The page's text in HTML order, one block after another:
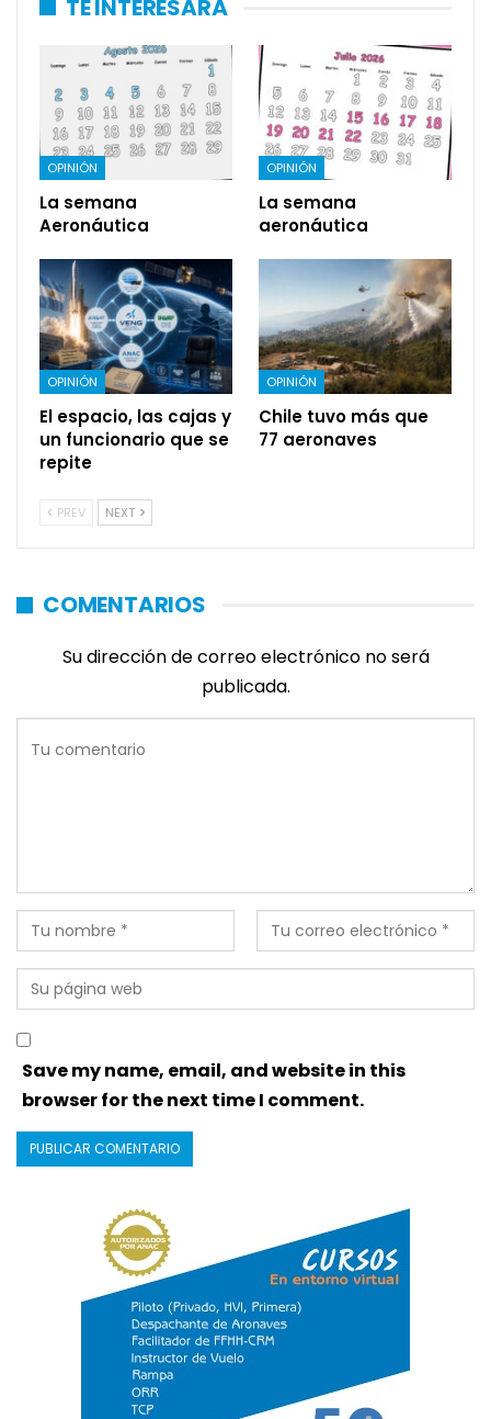
TE INTERESARÁ
OPINIÓN
La semana
Aeronáutica
OPINIÓN
La semana
aeronáutica
OPINIÓN
El espacio, las cajas y
un funcionario que se
repite
OPINIÓN
Chile tuvo más que
77 aeronaves
PREV NEXT
COMENTARIOS
Su dirección de correo electrónico no será
publicada.
Save my name, email, and website in this
browser for the next time I comment.